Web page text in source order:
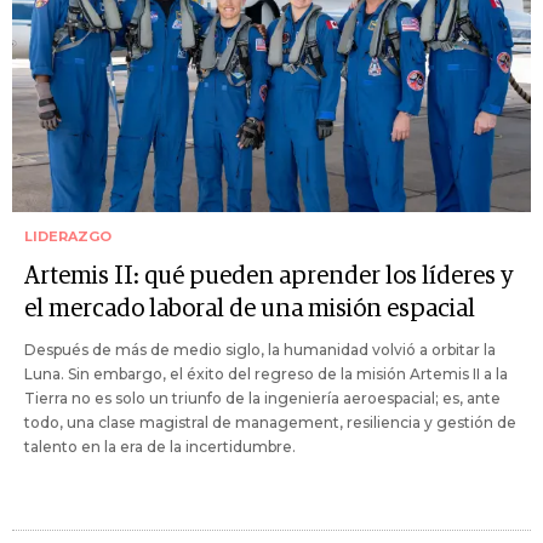
LIDERAZGO
Artemis II: qué pueden aprender los líderes y
el mercado laboral de una misión espacial
Después de más de medio siglo, la humanidad volvió a orbitar la
Luna. Sin embargo, el éxito del regreso de la misión Artemis II a la
Tierra no es solo un triunfo de la ingeniería aeroespacial; es, ante
todo, una clase magistral de management, resiliencia y gestión de
talento en la era de la incertidumbre.